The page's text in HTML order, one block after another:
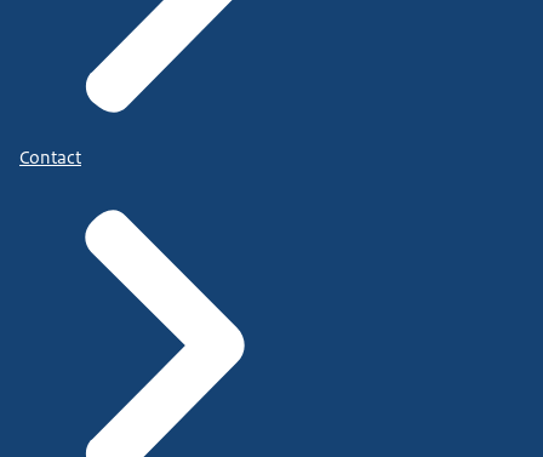
Contact